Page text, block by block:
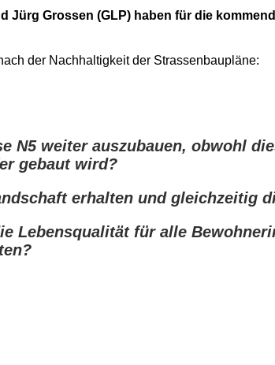
Jürg Grossen (GLP) haben für die
der Nachhaltigkeit der Strassenbaupläne:
N5 weiter auszubauen, obwohl
gebaut wird?
erhalten und gleichzeitig
Lebensqualität für alle